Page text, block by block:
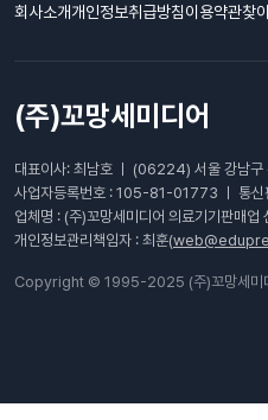
회사소개개인정보취급방침이용약관찾
(주)꼬망세미디어
대표이사: 최남호 ㅣ (06224) 서울 강남
사업자등록번호 : 105-81-01773 ㅣ 통
업체명 : (주)꼬망세미디어 의료기기판매
개인정보관리책임자 : 최훈(
Copyright © 1995-2025 (주)꼬망세